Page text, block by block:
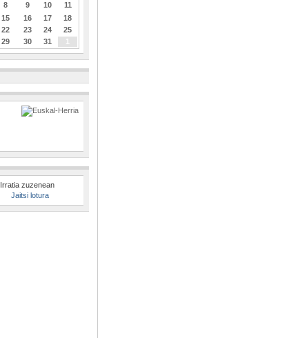
8 9 10
11
15 16 17
18
22 23 24
25
29 30 31 1
Irratia zuzenean
Jaitsi lotura